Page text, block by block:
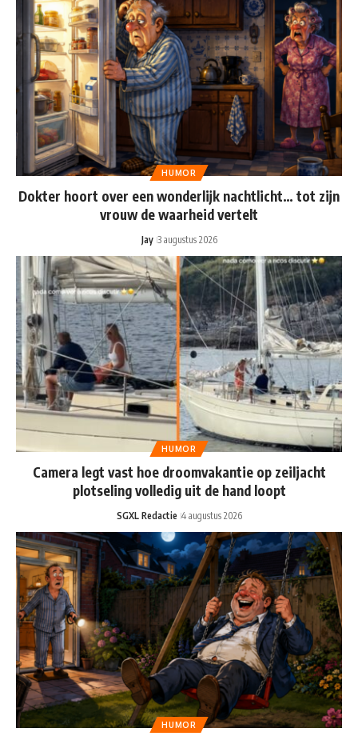
HUMOR
Dokter hoort over een wonderlijk nachtlicht… tot zijn
vrouw de waarheid vertelt
Jay 3 augustus 2026
HUMOR
Camera legt vast hoe droomvakantie op zeiljacht
plotseling volledig uit de hand loopt
SGXL Redactie 4 augustus 2026
HUMOR